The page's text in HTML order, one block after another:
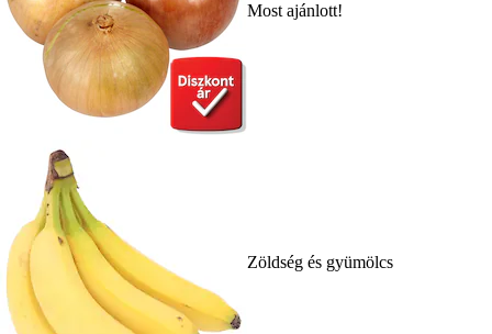
Most ajánlott!
Zöldség és gyümölcs